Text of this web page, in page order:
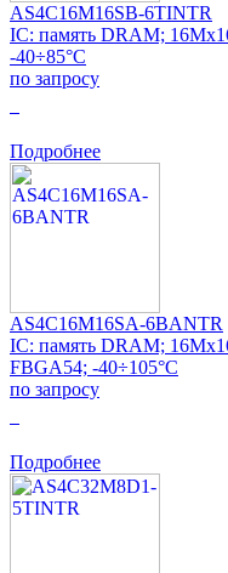
AS4C16M16SB-6TINTR
IC: память DRAM;
-40÷85°C
по запросу
Подробнее
AS4C16M16SA-6BANTR
IC: память DRAM;
FBGA54; -40÷105°C
по запросу
Подробнее